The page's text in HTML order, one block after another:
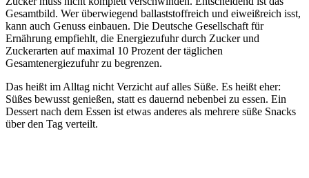
Gesamtbild. Wer überwiegend ballaststoffreich und eiweißreich isst,
kann auch Genuss einbauen. Die Deutsche Gesellschaft für
Ernährung empfiehlt, die Energiezufuhr durch Zucker und
Zuckerarten auf maximal 10 Prozent der täglichen
Gesamtenergiezufuhr zu begrenzen.
Das heißt im Alltag nicht Verzicht auf alles Süße. Es heißt eher:
Süßes bewusst genießen, statt es dauernd nebenbei zu essen. Ein
Dessert nach dem Essen ist etwas anderes als mehrere süße Snacks
über den Tag verteilt.